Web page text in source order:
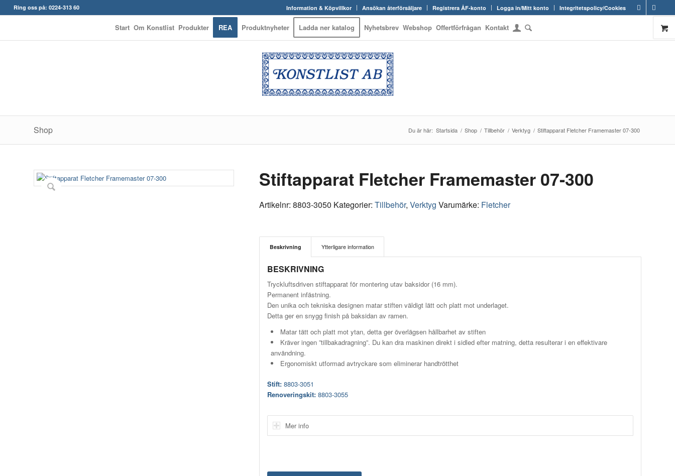
Information & Köpvillkor Ansökan återförsäljare Registrera ÅF-konto Logga in/Mitt konto Integritetspolicy/Cookies
Ring oss på: 0224-313 60
Start Om Konstlist Produkter REA Produktnyheter Ladda ner katalog Nyhetsbrev Webshop Offertförfrågan Kontakt
Shop Du är här: Startsida / Shop / Tillbehör / Verktyg / Stiftapparat Fletcher Framemaster 07-300
Stiftapparat Fletcher Framemaster 07-300
Artikelnr:8803-3050 Kategorier:Tillbehör,Verktyg Varumärke: Fletcher
Beskrivning Ytterligare information
BESKRIVNING
Tryckluftsdriven stiftapparat för montering utav baksidor (16 mm).
Permanent infästning.
Den unika och tekniska designen matar stiften väldigt lätt och platt mot underlaget.
Detta ger en snygg finish på baksidan av ramen.
Matar tätt och platt mot ytan, detta ger överlägsen hållbarhet av stiften
Kräver ingen ”tillbakadragning”. Du kan dra maskinen direkt i sidled efter matning, detta resulterar i en effektivare
användning.
Ergonomiskt utformad avtryckare som eliminerar handtrötthet
Stift: 8803-3051
Renoveringskit: 8803-3055
Mer info